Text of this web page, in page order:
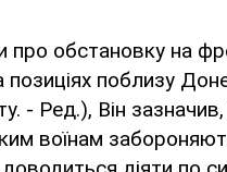
про обстановку на
позиціях поблизу
- Ред.), Він
воїнам